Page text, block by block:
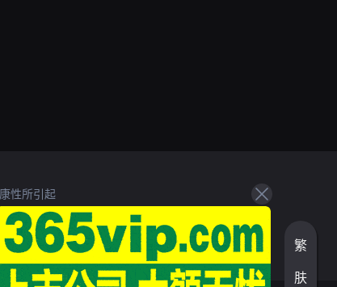
性所引起
处理。
繁
肤